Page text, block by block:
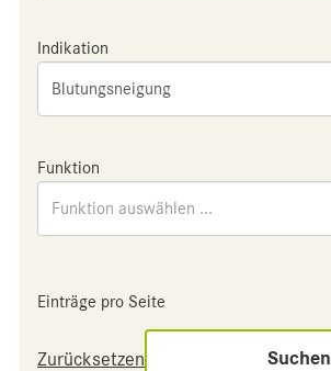
Indikation
Blutungsneigung
Funktion
Funktion auswählen ...
Einträge pro Seite
Zurücksetzen Suchen